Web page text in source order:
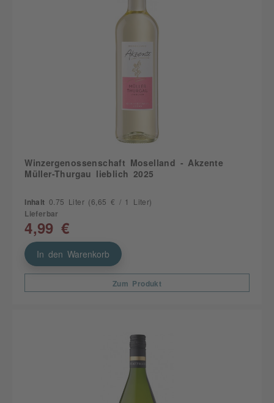
Winzergenossenschaft Moselland - Akzente
Müller-Thurgau lieblich 2025
Inhalt 0.75 Liter (6,65 € / 1 Liter)
Lieferbar
4,99 €
In den Warenkorb
Zum Produkt